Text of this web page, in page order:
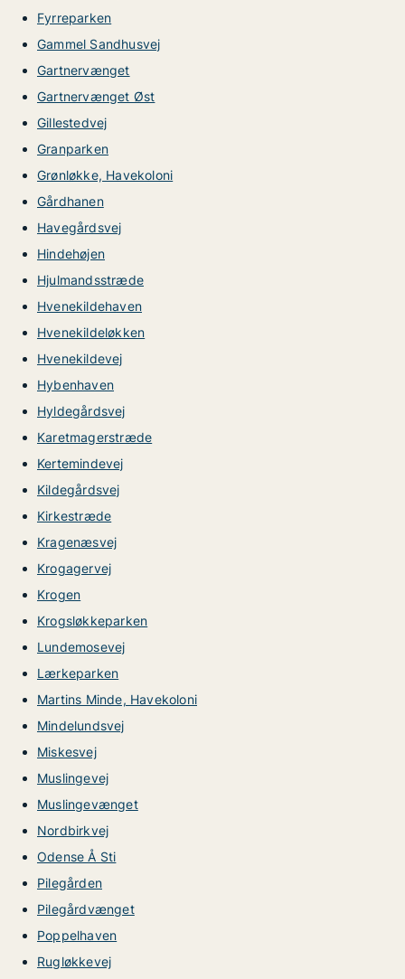
Fyrreparken
Gammel Sandhusvej
Gartnervænget
Gartnervænget Øst
Gillestedvej
Granparken
Grønløkke, Havekoloni
Gårdhanen
Havegårdsvej
Hindehøjen
Hjulmandsstræde
Hvenekildehaven
Hvenekildeløkken
Hvenekildevej
Hybenhaven
Hyldegårdsvej
Karetmagerstræde
Kertemindevej
Kildegårdsvej
Kirkestræde
Kragenæsvej
Krogagervej
Krogen
Krogsløkkeparken
Lundemosevej
Lærkeparken
Martins Minde, Havekoloni
Mindelundsvej
Miskesvej
Muslingevej
Muslingevænget
Nordbirkvej
Odense Å Sti
Pilegården
Pilegårdvænget
Poppelhaven
Rugløkkevej